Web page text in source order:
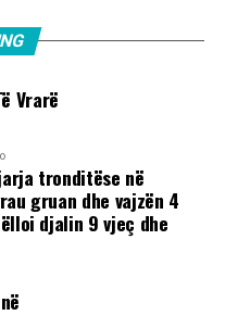
Vrarë
tronditëse në
gruan dhe vajzën 4
djalin 9 vjeç dhe